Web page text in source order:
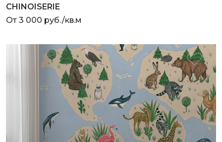
CHINOISERIE
От 3 000 руб./кв.м